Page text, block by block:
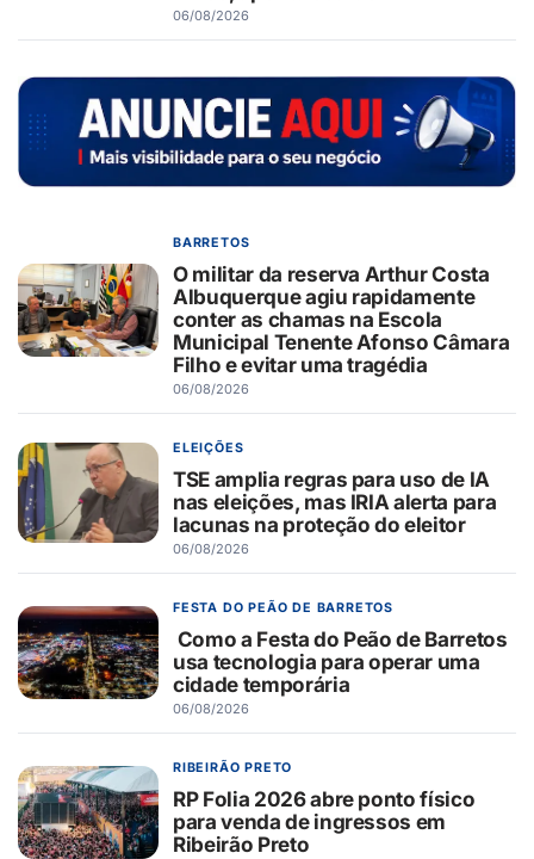
06/08/2026
BARRETOS
O militar da reserva Arthur Costa
Albuquerque agiu rapidamente
conter as chamas na Escola
Municipal Tenente Afonso Câmara
Filho e evitar uma tragédia
06/08/2026
ELEIÇÕES
TSE amplia regras para uso de IA
nas eleições, mas IRIA alerta para
lacunas na proteção do eleitor
06/08/2026
FESTA DO PEÃO DE BARRETOS
Como a Festa do Peão de Barretos
usa tecnologia para operar uma
cidade temporária
06/08/2026
RIBEIRÃO PRETO
RP Folia 2026 abre ponto físico
para venda de ingressos em
Ribeirão Preto